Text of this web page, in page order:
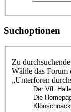
Suchoptionen
Zu
Wähle das Forum
„Unterforen